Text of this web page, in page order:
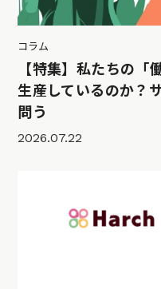
コラム
【特集】私たちの「
生産しているのか？
問う
2026.07.22